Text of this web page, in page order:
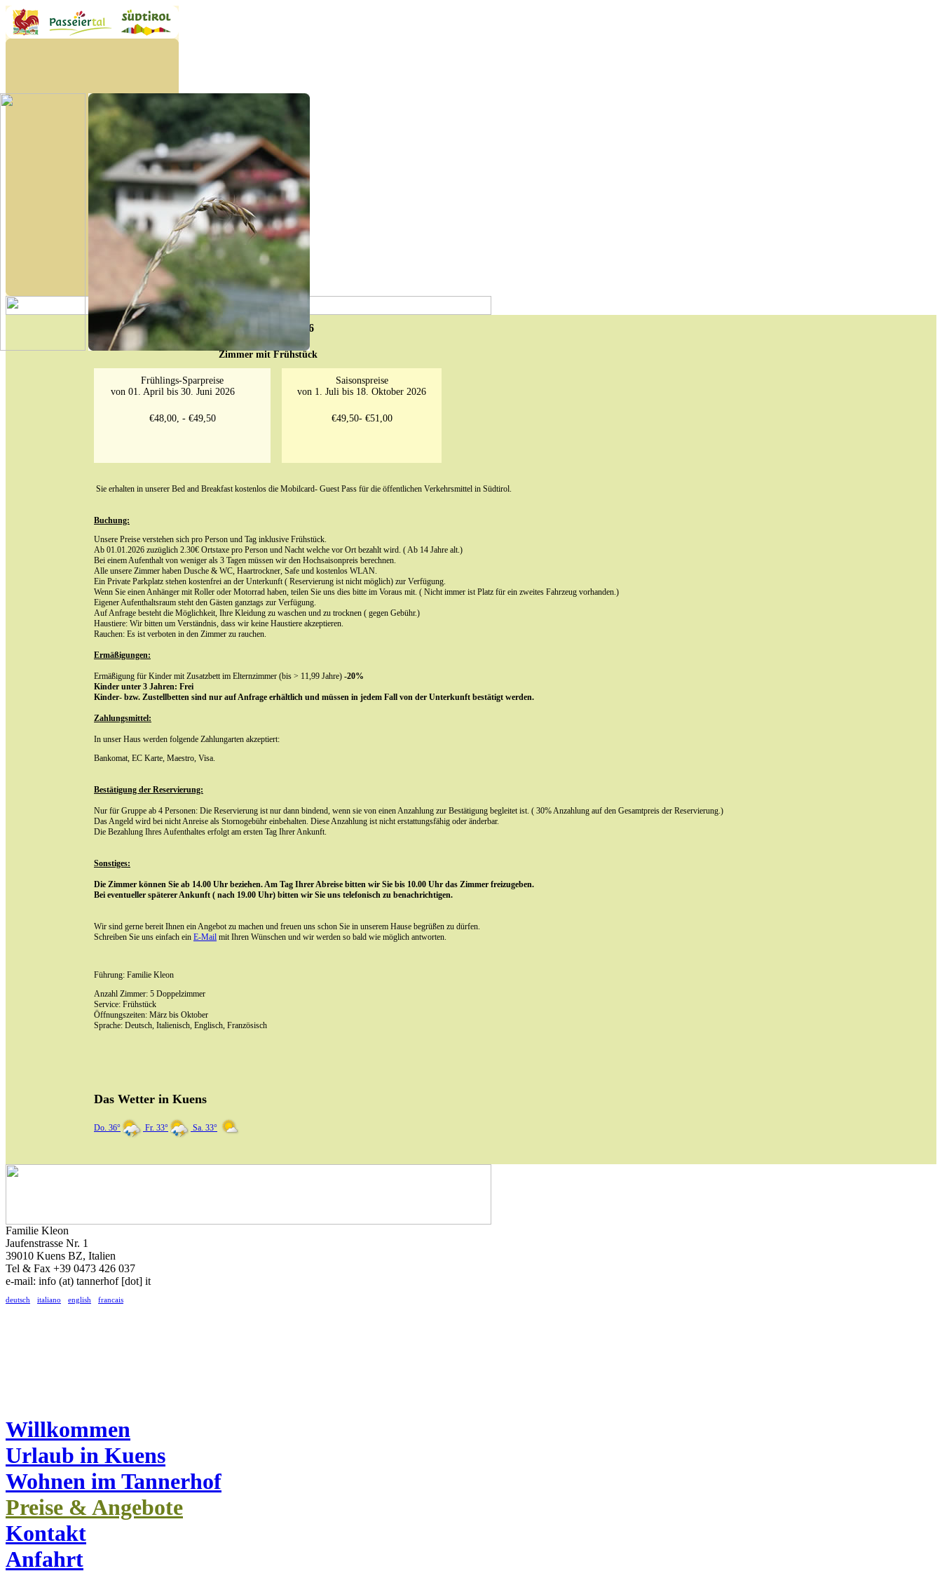
PREISLISTE 2026
Zimmer mit Frühstück
Frühlings-Sparpreise
von 01. April bis 30. Juni 2026
Saisonspreise
von 1. Juli bis 18. Oktober 2026
€48,00, - €49,50 €49,50- €51,00
Sie erhalten in unserer Bed and Breakfast kostenlos die Mobilcard- Guest Pass für die öffentlichen Verkehrsmittel in Südtirol.
Buchung:
Unsere Preise verstehen sich pro Person und Tag inklusive Frühstück.
Ab 01.01.2026 zuzüglich 2.30€ Ortstaxe pro Person und Nacht welche vor Ort bezahlt wird. ( Ab 14 Jahre alt.)
Bei einem Aufenthalt von weniger als 3 Tagen müssen wir den Hochsaisonpreis berechnen.
Alle unsere Zimmer haben Dusche & WC, Haartrockner, Safe und kostenlos WLAN.
Ein Private Parkplatz stehen kostenfrei an der Unterkunft ( Reservierung ist nicht möglich) zur Verfügung.
Wenn Sie einen Anhänger mit Roller oder Motorrad haben, teilen Sie uns dies bitte im Voraus mit. ( Nicht immer ist Platz für ein zweites Fahrzeug vorhanden.)
Eigener Aufenthaltsraum steht den Gästen ganztags zur Verfügung.
Auf Anfrage besteht die Möglichkeit, Ihre Kleidung zu waschen und zu trocknen ( gegen Gebühr.)
Haustiere: Wir bitten um Verständnis, dass wir keine Haustiere akzeptieren.
Rauchen: Es ist verboten in den Zimmer zu rauchen.
Ermäßigungen:
Ermäßigung für Kinder mit Zusatzbett im Elternzimmer (bis > 11,99 Jahre) -20%
Kinder unter 3 Jahren: Frei
Kinder- bzw. Zustellbetten sind nur auf Anfrage erhältlich und müssen in jedem Fall von der Unterkunft bestätigt werden.
Zahlungsmittel:
In unser Haus werden folgende Zahlungarten akzeptiert:
Bankomat, EC Karte, Maestro, Visa.
Bestätigung der Reservierung:
Nur für Gruppe ab 4 Personen: Die Reservierung ist nur dann bindend, wenn sie von einen Anzahlung zur Bestätigung begleitet ist. ( 30% Anzahlung auf den Gesamtpreis der Reservierung.)
Das Angeld wird bei nicht Anreise als Stornogebühr einbehalten. Diese Anzahlung ist nicht erstattungsfähig oder änderbar.
Die Bezahlung Ihres Aufenthaltes erfolgt am ersten Tag Ihrer Ankunft.
Sonstiges:
Die Zimmer können Sie ab 14.00 Uhr beziehen. Am Tag Ihrer Abreise bitten wir Sie bis 10.00 Uhr das Zimmer freizugeben.
Bei eventueller späterer Ankunft ( nach 19.00 Uhr) bitten wir Sie uns telefonisch zu benachrichtigen.
Wir sind gerne bereit Ihnen ein Angebot zu machen und freuen uns schon Sie in unserem Hause begrüßen zu dürfen.
Schreiben Sie uns einfach ein E-Mail mit Ihren Wünschen und wir werden so bald wie möglich antworten.
Führung: Familie Kleon
Anzahl Zimmer: 5 Doppelzimmer
Service: Frühstück
Öffnungszeiten: März bis Oktober
Sprache: Deutsch, Italienisch, Englisch, Französisch
Das Wetter in Kuens
Do. 36° Fr. 33° Sa. 33°
Familie Kleon
Jaufenstrasse Nr. 1
39010 Kuens BZ, Italien
Tel & Fax +39 0473 426 037
e-mail: info (at) tannerhof [dot] it
deutsch italiano english francais
Willkommen
Urlaub in Kuens
Wohnen im Tannerhof
Preise & Angebote
Kontakt
Anfahrt